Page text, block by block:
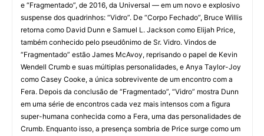
e “Fragmentado”, de 2016, da Universal — em um novo e explosivo
suspense dos quadrinhos: “Vidro”. De “Corpo Fechado”, Bruce Willis
retorna como David Dunn e Samuel L. Jackson como Elijah Price,
também conhecido pelo pseudônimo de Sr. Vidro. Vindos de
“Fragmentado” estão James McAvoy, reprisando o papel de Kevin
Wendell Crumb e suas múltiplas personalidades, e Anya Taylor-Joy
como Casey Cooke, a única sobrevivente de um encontro com a
Fera. Depois da conclusão de “Fragmentado”, “Vidro” mostra Dunn
em uma série de encontros cada vez mais intensos com a figura
super-humana conhecida como a Fera, uma das personalidades de
Crumb. Enquanto isso, a presença sombria de Price surge como um